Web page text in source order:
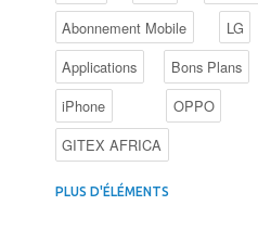
Abonnement Mobile
LG
Applications
Bons Plans
iPhone
OPPO
GITEX AFRICA
4G au Maroc
PLUS D'ÉLÉMENTS